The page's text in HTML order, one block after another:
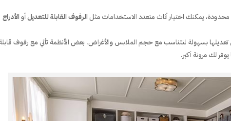
يمكنك اختيار أثاث متعدد الاستخدامات مثل الرفوف القابلة للتعديلأو الأدراج
بسهولة لتتناسب مع حجم الملابس والأغراض. بعض الأنظمة تأتي مع رفوف
لك مرونة أكبر.